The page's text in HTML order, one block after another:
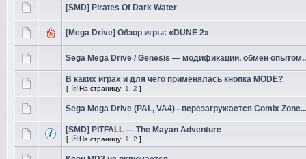
[SMD] Pirates Of Dark Water
[Mega Drive] Обзор игры: «DUNE 2»
Sega Mega Drive / Genesis — модификации, обмен
В каких играх и для чего применялась кнопка MODE?
[ На страницу: 1 2 ]
Sega Mega Drive (PAL, VA4) - перезагружается Comix Zone...
[SMD] PITFALL — The Mayan Adventure
[ На страницу: 1 2 ]